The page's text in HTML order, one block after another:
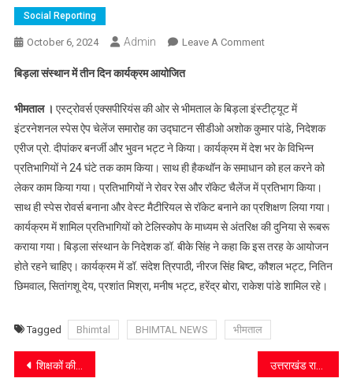
Social Reporting
October 6, 2024 Admin Leave A CommentOn
बच्चों
ने
देखी
अंतरिक्ष
की
दुनिया
बिड़ला संस्थान में तीन दिन कार्यक्रम आयोजित
भीमताल । एस्ट्रोवर्स एक्सपीरियंस की ओर से भीमताल के बिड़ला इंस्टीट्यूट में
इंटरनेशनल स्पेस ऐप चेलेंज समारोह का उद्घाटन सीडीओ अशोक कुमार पांडे, निदेशक
एरीज प्रो. दीपांकर बनर्जी और भुवन भट्ट ने किया। कार्यक्रम में देश भर के विभिन्न
प्रतिभागियों ने 24 घंटे तक काम किया। साथ ही हैकथॉन के समाधान को हल करने को
लेकर काम किया गया। प्रतिभागियों ने रोवर रेस और रॉकेट चैलेंज में प्रतिभाग किया।
साथ ही स्पेस रोवर्स बनाना और वेस्ट मैटीरियल से रॉकेट बनाने का प्रशिक्षण लिया गया।
कार्यक्रम में शामिल प्रतिभागियों को टेलिस्कोप के माध्यम से अंतरिक्ष की दुनिया से रूबरू
कराया गया। बिड़ला संस्थान के निदेशक डॉ. बीके सिंह ने कहा कि इस तरह के आयोजन
होते रहने चाहिए। कार्यक्रम में डॉ. संदेश त्रिपाठी, नीरज सिंह बिष्ट, कौशल भट्ट, नितिन
छिमवाल, सितांगशू देय, प्रशांत मिश्रा, मनीष भट्ट, हरेंद्र बोरा, राकेश पांडे शामिल रहे।
Tagged Bhimtal BHIMTAL NEWS भीमताल
Post
शिक्षकों की नियुक्ति नहीं होने पर शिक्षामंत्री, सांसद का करेंगे घेराव उत्तराखंड राज्य प्राथमिक शिक्षक संगठन, नैनीताल में चुनाव संपन्न